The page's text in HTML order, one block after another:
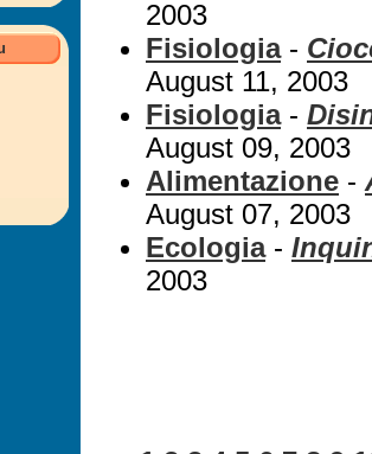
2003
Fisiologia-
August 11, 2003
Fisiologia-
August 09, 2003
Alimentazione -
August 07, 2003
Ecologia-
2003